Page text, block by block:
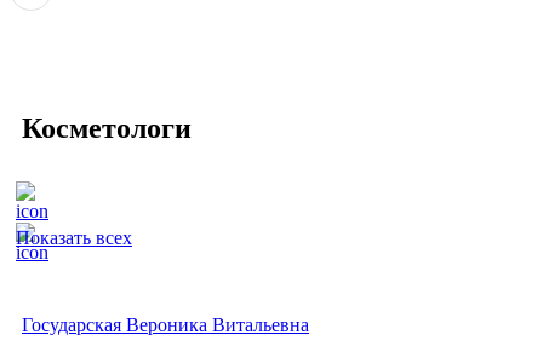
Косметологи
Показать всех
Государская Вероника Витальевна